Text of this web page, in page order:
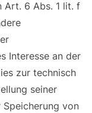
Art. 6 Abs. 1 lit. f
Interesse an der
zur technisch
seiner
von